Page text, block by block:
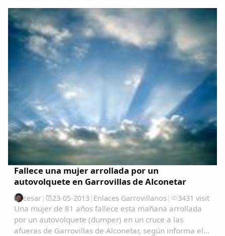
sobre los restos de otra romana anterior...
Fallece una mujer arrollada por un
autovolquete en Garrovillas de Alconetar
cesar| 23-05-2013| Enlaces Garrovillanos | 3431 visit
Una mujer de 81 años fallece esta mañana arrollada
por un autovolquete (dumper) en un cruce a las
afueras de Garrovillas de Alconetar, según informa el